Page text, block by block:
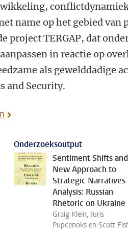
name op het gebied van
project TERGAP, dat
in reactie op
als gewelddadige
and Security.
Onderzoeksoutput
Sentiment Shifts
New Approach to
Strategic Narratives
Analysis: Russian
Rhetoric on Ukraine
Graig Klein, Juris
Pupcenoks en Scott